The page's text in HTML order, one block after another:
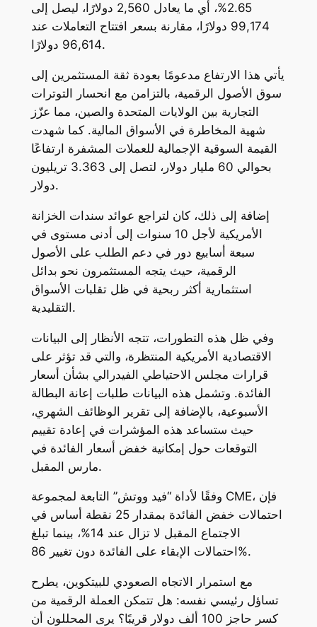
2.65%، أي ما يعادل 2,560 دولارًا، ليصل إلى
99,174 دولارًا، مقارنة بسعر افتتاح التعاملات عند
96,614 دولارًا.
يأتي هذا الارتفاع مدعومًا بعودة ثقة المستثمرين إلى
سوق الأصول الرقمية، بالتزامن مع انحسار التوترات
التجارية بين الولايات المتحدة والصين، مما عزّز
شهية المخاطرة في الأسواق المالية. كما شهدت
القيمة السوقية الإجمالية للعملات المشفرة ارتفاعًا
بحوالي 60 مليار دولار، لتصل إلى 3.363 تريليون
دولار.
إضافة إلى ذلك، كان لتراجع عوائد سندات الخزانة
الأمريكية لأجل 10 سنوات إلى أدنى مستوى في
سبعة أسابيع دور في دعم الطلب على الأصول
الرقمية، حيث يتجه المستثمرون نحو بدائل
استثمارية أكثر ربحية في ظل تقلبات الأسواق
التقليدية.
وفي ظل هذه التطورات، تتجه الأنظار إلى البيانات
الاقتصادية الأمريكية المنتظرة، والتي قد تؤثر على
قرارات مجلس الاحتياطي الفيدرالي بشأن أسعار
الفائدة. وتشمل هذه البيانات طلبات إعانة البطالة
الأسبوعية، بالإضافة إلى تقرير الوظائف الشهري،
حيث ستساعد هذه المؤشرات في إعادة تقييم
التوقعات حول إمكانية خفض أسعار الفائدة في
مارس المقبل.
وفقًا لأداة “فيد ووتش” التابعة لمجموعة CME، فإن
احتمالات خفض الفائدة بمقدار 25 نقطة أساس في
الاجتماع المقبل لا تزال عند 14%، بينما تبلغ
احتمالات الإبقاء على الفائدة دون تغيير 86%.
مع استمرار الاتجاه الصعودي للبيتكوين، يطرح
تساؤل رئيسي نفسه: هل تتمكن العملة الرقمية من
كسر حاجز 100 ألف دولار قريبًا؟ يرى المحللون أن